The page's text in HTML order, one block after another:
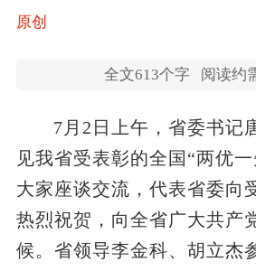
原创
全文613个字 阅读约
7月2日上午，省委书记
见我省受表彰的全国“两优
大家座谈交流，代表省委向
热烈祝贺，向全省广大共产
候。省领导李金科、胡立杰